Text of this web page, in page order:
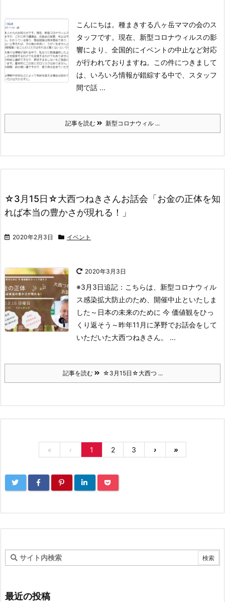
こんにちは。種まきする八ヶ岳ママの会のス
タッフです。 現在、新型コロナウィルスの影
響により、全国的にイベントの中止など対応
が行われておりますね。
この件につきまして
は、いろいろ情報が錯綜する中で、スタッフ
間で話 ...
記事を読む 新型コロナウィル ...
☆3月15日☆大西つねきさんお話会「お金の正体を知
れば本当の豊かさが現れる！」
2020年2月3日 イベント
2020年3月3日
※3月3日追記：こちらは、新型コロナウィル
ス感染拡大防止のため、開催中止といたしま
した ～日本の未来のために 今 価値観をひっ
くり返そう～昨年11月に茅野でお話会をして
いただいた大西つねきさん。
...
記事を読む ☆3月15日☆大西つ ...
« ‹ 1 2 3 › »
最近の投稿